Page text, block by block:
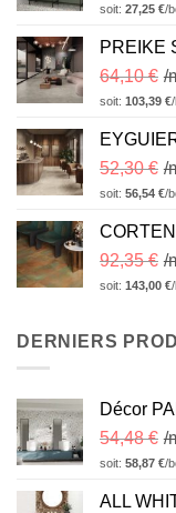
soit: 27,25 €/
PREIKE
64,10€ /
soit: 103,39 €
52,30€ /
soit: 56,54 €/
92,35€ /
soit: 143,00 €
DERNIERS
Décor
54,48€ /
soit: 58,87 €/
ALL